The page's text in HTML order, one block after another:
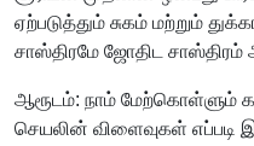
ஏற்படுத்தும் சுகம் மற்றும்
சாஸ்திரமே ஜோதிட சாஸ்திரம்
ஆரூடம்: நாம் மேற்கொள்ளும்
செயலின் விளைவுகள் எப்படி